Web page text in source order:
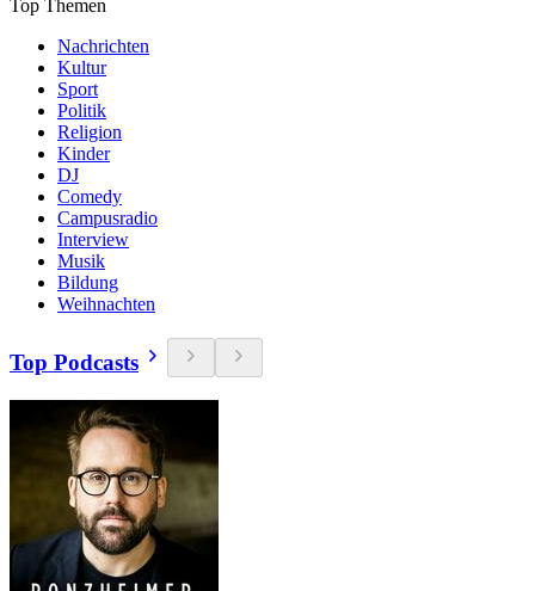
Top Themen
Nachrichten
Kultur
Sport
Politik
Religion
Kinder
DJ
Comedy
Campusradio
Interview
Musik
Bildung
Weihnachten
Top Podcasts